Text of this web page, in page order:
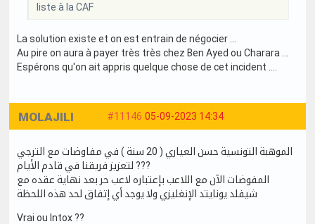
liste à la CAF
La solution existe et on est entrain de négocier ...
Au pire on aura à payer très très chez Ben Ayed ou Charara ...
Espérons qu'on ait appris quelque chose de cet incident ....
#11146 05-09-2023 14:34
MOLAJILI
الموهبة التونسية حسن العياري ( 20 سنة ) في مفاوضات مع الترجي
لتعزيز فريقنا في قادم الأيام ???
المفوضات الآن مع اللاعب بإعتباره لاعب حر بعد نهاية عقده مع
شيفلد يونايتد الإنغليزي ولا يوجد أي إتفاق لحد هذه اللحظة
Vrai ou Intox ??